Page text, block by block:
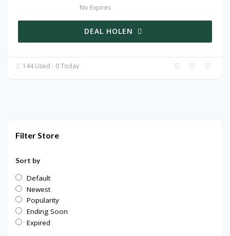
No Expires
DEAL HOLEN
144 Used - 0 Today
Filter Store
Sort by
Default
Newest
Popularity
Ending Soon
Expired